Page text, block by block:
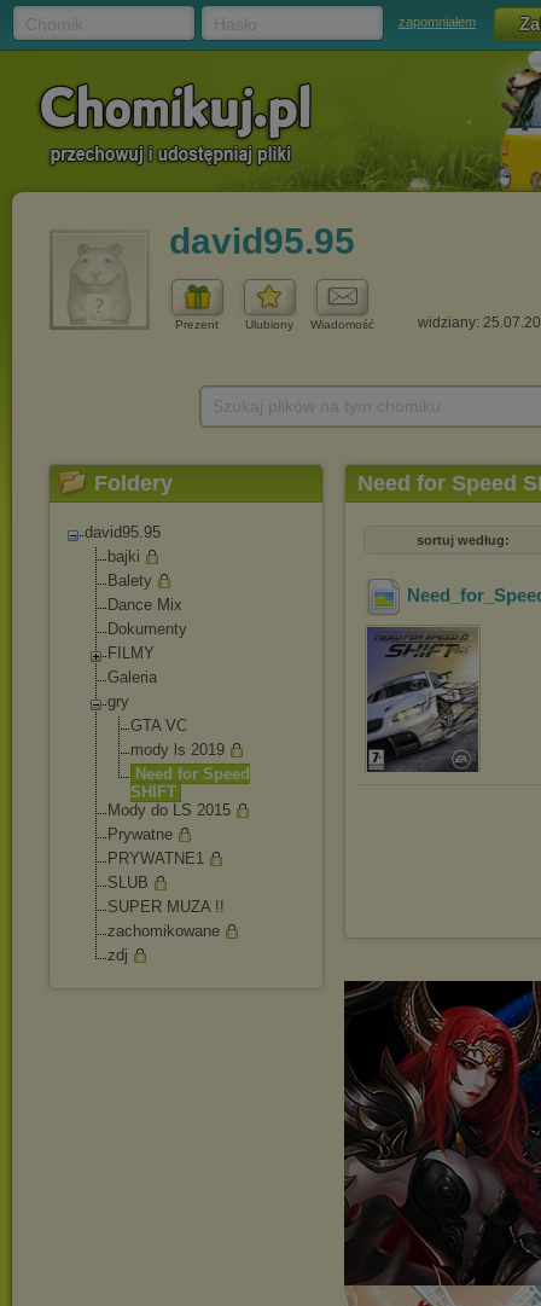
zapomniałem
david95.95
Prezent Ulubiony Wiadomość widziany:
Foldery
david95.95
bajki
Balety
Dance Mix
Dokumenty
FILMY
Galeria
gry
GTA VC
mody ls 2019
Need for Speed
SHIFT
Mody do LS 2015
Prywatne
PRYWATNE1
SLUB
SUPER MUZA !!
zachomikowane
zdj
Need for Speed
sortuj według: